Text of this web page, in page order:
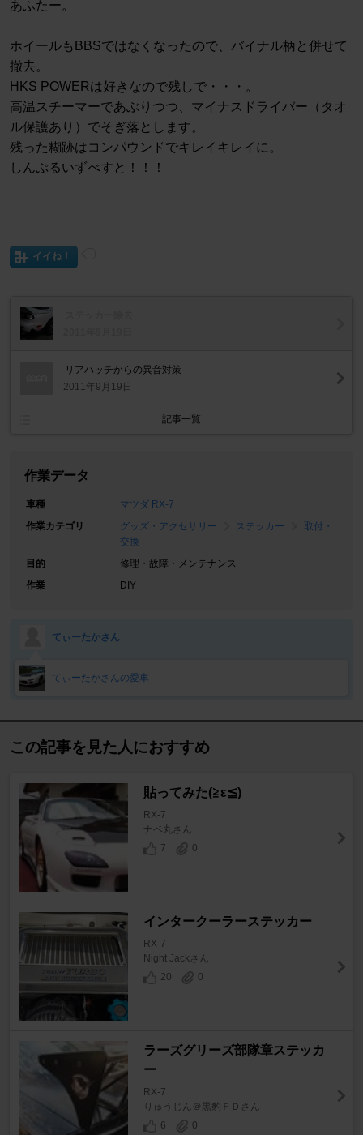
あふたー。
ホイールもBBSではなくなったので、バイナル柄と併せて
撤去。
HKS POWERは好きなので残しで・・・。
高温スチーマーであぶりつつ、マイナスドライバー（タオ
ル保護あり）でそぎ落とします。
残った糊跡はコンパウンドでキレイキレイに。
しんぷるいずべすと！！！
イイね！
リアハッチからの異音対策
2011年9月19日
記事一覧
作業データ
車種
マツダ RX-7
作業カテゴリ
グッズ・アクセサリー ステッカー
取付・
交換
目的
修理・故障・メンテナンス
作業
DIY
てぃーたかさん
てぃーたかさんの愛車
この記事を見た人におすすめ
貼ってみた(≧ε≦)
RX-7
ナベ丸さん
7
0
インタークーラーステッカー
RX-7
Night Jackさん
20
0
ラーズグリーズ部隊章ステッカ
ー
RX-7
りゅうじん＠黒豹ＦＤさん
6
0